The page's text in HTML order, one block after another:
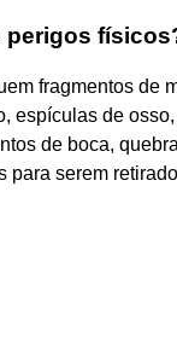
perigos
fragmentos de
espículas de
de boca,
para serem